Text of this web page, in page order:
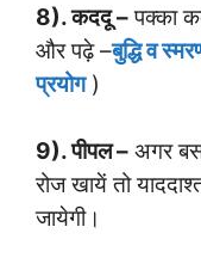
8). कददू –पक्का
और पढ़े –बुद्धि व
प्रयोग)
9). पीपल – अगर
रोज खायें तो
जायेगी।